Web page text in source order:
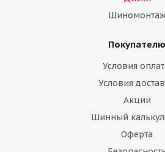
Покупателю
Условия
Условия
Акции
Шинный
Оферта